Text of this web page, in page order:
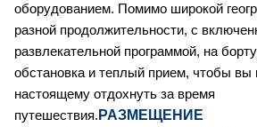
оборудованием. Помимо широкой
разной продолжительности, с
развлекательной программой, на
обстановка и теплый прием, чтобы вы
настоящему отдохнуть за время
путешествия. РАЗМЕЩЕНИЕ